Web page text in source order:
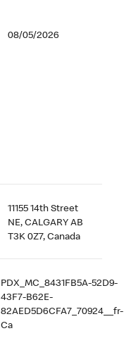
08/05/2026
11155 14th Street
NE, CALGARY AB
T3K 0Z7, Canada
PDX_MC_8431FB5A-52D9-
43F7-B62E-
82AED5D6CFA7_70924__fr-
Ca